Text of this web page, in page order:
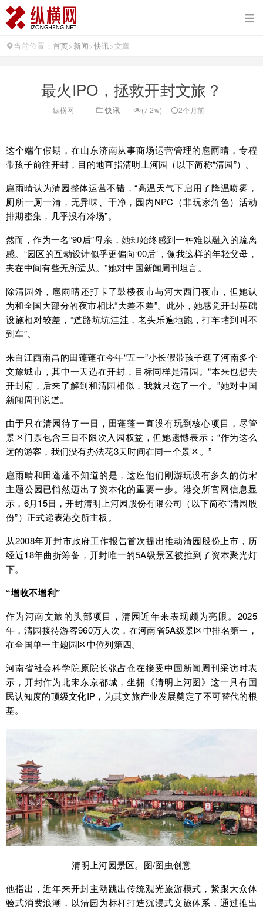
当前位置： 首页> 新闻>快讯>文章
最火IPO，拯救开封文旅？
纵横网 快讯 (7.2w) 2个月前
这个端午假期，在山东济南从事商场运营管理的扈雨晴，专程
带孩子前往开封，目的地直指清明上河园（以下简称“清园”）。
扈雨晴认为清园整体运营不错，“高温天气下启用了降温喷雾，
厕所一厕一清，无异味、干净，园内NPC（非玩家角色）活动
排期密集，几乎没有冷场”。
然而，作为一名“90后”母亲，她却始终感到一种难以融入的疏离
感。“园区的互动设计似乎更偏向‘00后’，像我这样的年轻父母，
夹在中间有些无所适从。”她对中国新闻周刊坦言。
除清园外，扈雨晴还打卡了鼓楼夜市与河大西门夜市，但她认
为和全国大部分的夜市相比“大差不差”。此外，她感觉开封基础
设施相对较差，“道路坑坑洼洼，老头乐遍地跑，打车堵到叫不
到车”。
来自江西南昌的田蓬蓬在今年“五一”小长假带孩子逛了河南多个
文旅城市，其中一天选在开封，目标同样是清园。“本来也想去
开封府，后来了解到和清园相似，我就只选了一个。”她对中国
新闻周刊说道。
由于只在清园待了一日，田蓬蓬一直没有玩到核心项目，尽管
景区门票包含三日不限次入园权益，但她遗憾表示：“作为这么
远的游客，我们没有办法花3天时间在同一个景区。”
扈雨晴和田蓬蓬不知道的是，这座他们刚游玩没有多久的仿宋
主题公园已悄然迈出了资本化的重要一步。港交所官网信息显
示，6月15日，开封清明上河园股份有限公司（以下简称“清园股
份”）正式递表港交所主板。
从2008年开封市政府工作报告首次提出推动清园股份上市，历
经近18年曲折筹备，开封唯一的5A级景区被推到了资本聚光灯
下。
“增收不增利”
作为河南文旅的头部项目，清园近年来表现颇为亮眼。2025
年，清园接待游客960万人次，在河南省5A级景区中排名第一，
在全国单一主题园区中位列第四。
河南省社会科学院原院长张占仓在接受中国新闻周刊采访时表
示，开封作为北宋东京都城，坐拥《清明上河图》这一具有国
民认知度的顶级文化IP，为其文旅产业发展奠定了不可替代的根
基。
清明上河园景区。图/图虫创意
他指出，近年来开封主动跳出传统观光旅游模式，紧跟大众体
验式消费浪潮，以清园为标杆打造沉浸式文旅体系，通过推出